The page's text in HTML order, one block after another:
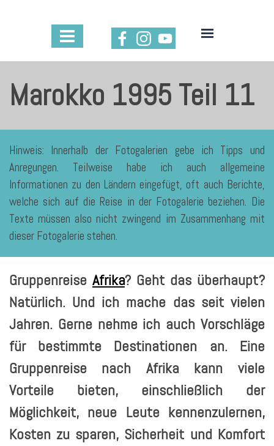
Marokko 1995 Teil 11
Hinweis: Innerhalb der Fotogalerien gebe ich Tipps und
Anregungen. Teilweise habe ich auch allgemeine
Informationen zu den Ländern eingefügt, oft auch Berichte,
welche sich auf die Reise in der Fotogalerie beziehen. Die
Texte müssen also nicht zwingend im Zusammenhang mit
dieser Fotogalerie stehen.
Gruppenreise Afrika? Geht das überhaupt?
Natürlich. Und ich mache das seit vielen
Jahren. Gerne nehme ich auch Vorschläge
für bestimmte Destinationen an. Eine
Gruppenreise nach Afrika kann viele
Vorteile bieten, einschließlich der
Möglichkeit, neue Leute kennenzulernen,
Kosten zu sparen, Sicherheit und Komfort